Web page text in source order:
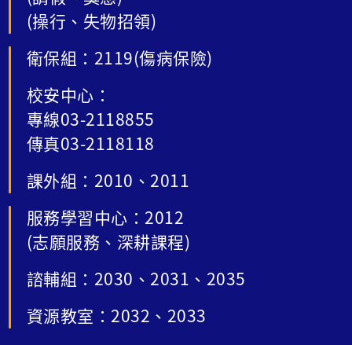
(操行、失物招領)
衛保組：2119(傷病保險)
校安中心：
專線03-2118855
傳真03-2118118
課外組：2010、2011
服務學習中心：2012
(志願服務、深耕課程)
諮輔組：2030、2031、2035
資源教室：2032、2033